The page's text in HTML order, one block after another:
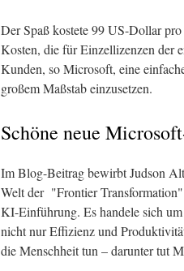
Der Spaß kostete 99 US-Dollar
Kosten, die für Einzellizenzen der
Kunden, so Microsoft, eine
großem Maßstab einzusetzen.
Schöne neue
Im Blog-Beitrag bewirbt Judson
Welt der "Frontier
KI-Einführung. Es handele sich
nicht nur Effizienz und
die Menschheit tun – darunter tut